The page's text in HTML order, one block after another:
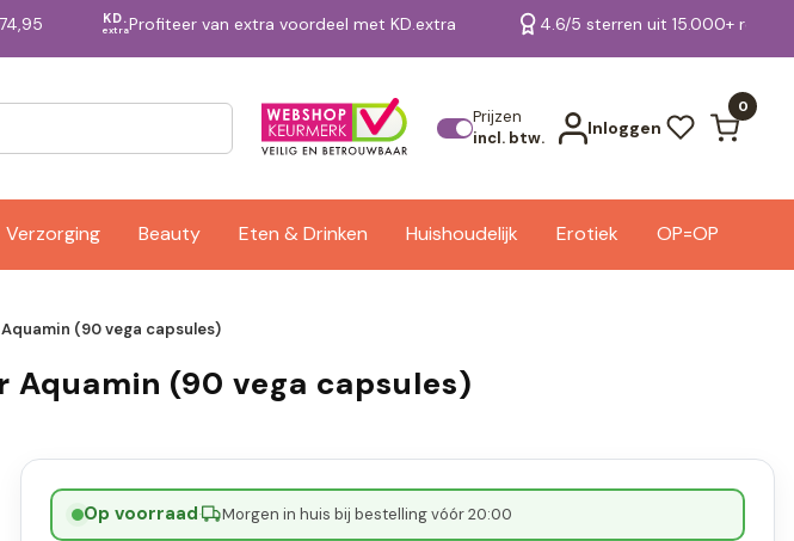
KD.
extraProfiteer van extra voordeel met KD.extra 4.6/5 sterren uit 15.000+
Prijzen
incl. btw.
Inloggen
0
Verzorging Beauty Eten & Drinken Huishoudelijk Erotiek OP=OP
Bekijk alle resultaten
(90 vega capsules)
Aquamin (90 vega capsules)
Op voorraad· Morgen in huis bij bestelling vóór 20:00